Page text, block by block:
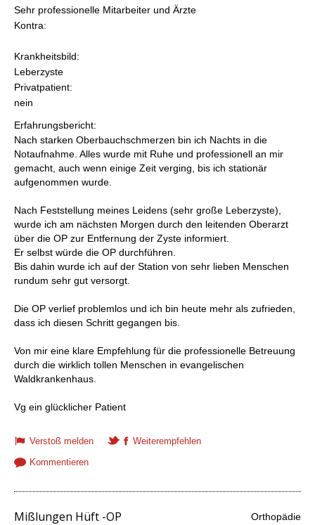
Sehr professionelle Mitarbeiter und Ärzte
Kontra:
Krankheitsbild:
Leberzyste
Privatpatient:
nein
Erfahrungsbericht:
Nach starken Oberbauchschmerzen bin ich Nachts in die
Notaufnahme. Alles wurde mit Ruhe und professionell an mir
gemacht, auch wenn einige Zeit verging, bis ich stationär
aufgenommen wurde.
Nach Feststellung meines Leidens (sehr große Leberzyste),
wurde ich am nächsten Morgen durch den leitenden Oberarzt
über die OP zur Entfernung der Zyste informiert.
Er selbst würde die OP durchführen.
Bis dahin wurde ich auf der Station von sehr lieben Menschen
rundum sehr gut versorgt.
Die OP verlief problemlos und ich bin heute mehr als zufrieden,
dass ich diesen Schritt gegangen bis.
Von mir eine klare Empfehlung für die professionelle Betreuung
durch die wirklich tollen Menschen in evangelischen
Waldkrankenhaus.
Vg ein glücklicher Patient
Verstoß melden
Weiterempfehlen
Kommentieren
Mißlungen Hüft -OP Orthopädie